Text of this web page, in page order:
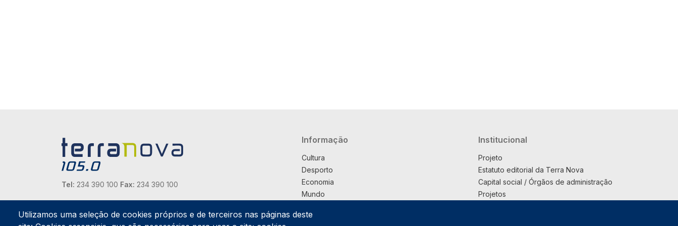
Tel: 234 390 100 Fax: 234 390 100
Endereço Postal
Apartado 42
Navegação principal
Informação
Cultura
Desporto
Economia
Mundo
País
Institucional
Projeto
Estatuto editorial da Terra Nova
Capital social / Órgãos de administração
Projetos
Utilizamos uma seleção de cookies próprios e de terceiros nas páginas deste